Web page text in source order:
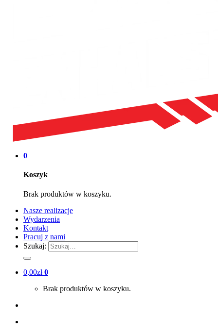
0
Koszyk
Brak produktów w koszyku.
Nasze realizacje
Wydarzenia
Kontakt
Pracuj z nami
Szukaj:
0,00zł 0
Brak produktów w koszyku.